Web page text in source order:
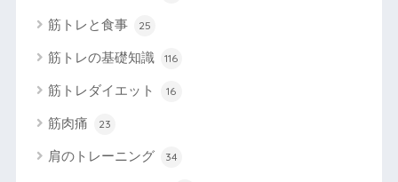
筋トレと食事 25
筋トレの基礎知識 116
筋トレダイエット 16
筋肉痛 23
肩のトレーニング 34